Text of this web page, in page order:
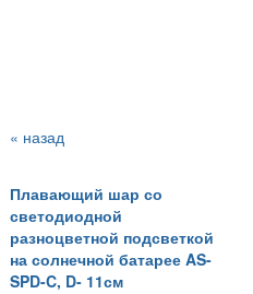
« назад
Плавающий шар со
светодиодной
разноцветной подсветкой
на солнечной батарее AS-
SPD-C, D- 11см